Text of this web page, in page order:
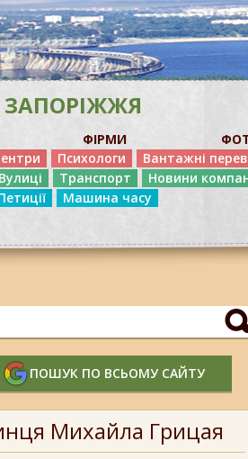
ФІРМИ
Психологи Вантажні
Вулиці Транспорт Новини
Машина часу
ПОШУК ПО ВСЬОМУ САЙТУ
Михайла Грицая